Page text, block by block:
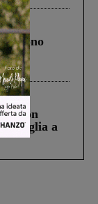
il
la figlia a